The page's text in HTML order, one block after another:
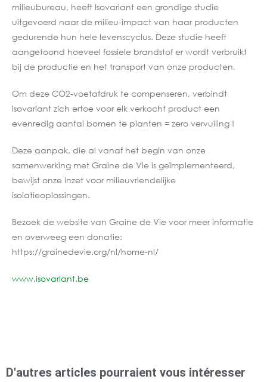
milieubureau, heeft Isovariant een grondige studie
uitgevoerd naar de milieu-impact van haar producten
gedurende hun hele levenscyclus. Deze studie heeft
aangetoond hoeveel fossiele brandstof er wordt verbruikt
bij de productie en het transport van onze producten.
Om deze CO2-voetafdruk te compenseren, verbindt
Isovariant zich ertoe voor elk verkocht product een
evenredig aantal bomen te planten = zero vervuiling !
Deze aanpak, die al vanaf het begin van onze
samenwerking met Graine de Vie is geïmplementeerd,
bewijst onze inzet voor milieuvriendelijke
isolatieoplossingen.
Bezoek de website van Graine de Vie voor meer informatie
en overweeg een donatie:
https://grainedevie.org/nl/home-nl/
www.isovariant.be
D'autres articles pourraient vous intéresser